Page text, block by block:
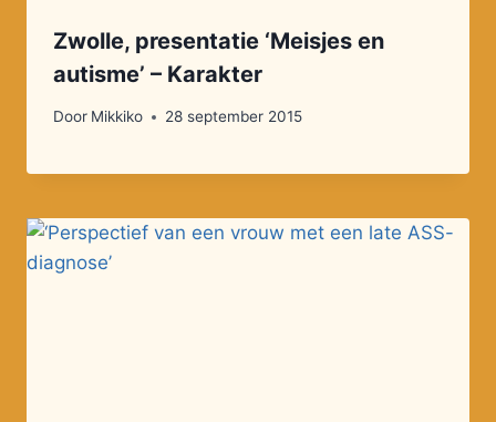
Zwolle, presentatie ‘Meisjes en
autisme’ – Karakter
Door Mikkiko 28 september 2015